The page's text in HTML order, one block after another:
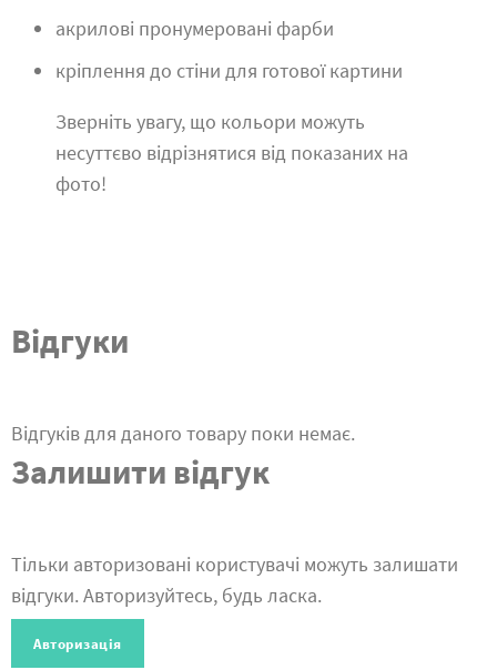
акрилові пронумеровані фарби
кріплення до стіни для готової картини
Зверніть увагу, що кольори можуть
несуттєво відрізнятися від показаних на
фото!
Відгуки
Відгуків для даного товару поки немає.
Залишити відгук
Тільки авторизовані користувачі можуть залишати
відгуки. Авторизуйтесь, будь ласка.
Авторизація